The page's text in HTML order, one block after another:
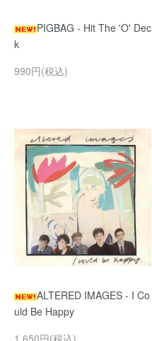
PIGBAG - Hit The 'O' Dec
k
990円(税込)
ALTERED IMAGES - I Co
uld Be Happy
1,650円(税込)